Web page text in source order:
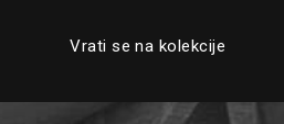
Vrati se na kolekcije